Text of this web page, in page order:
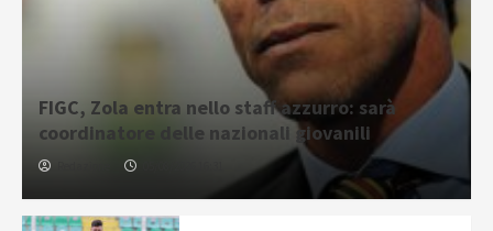
FIGC, Zola entra nello staff azzurro: sarà
coordinatore delle nazionali giovanili